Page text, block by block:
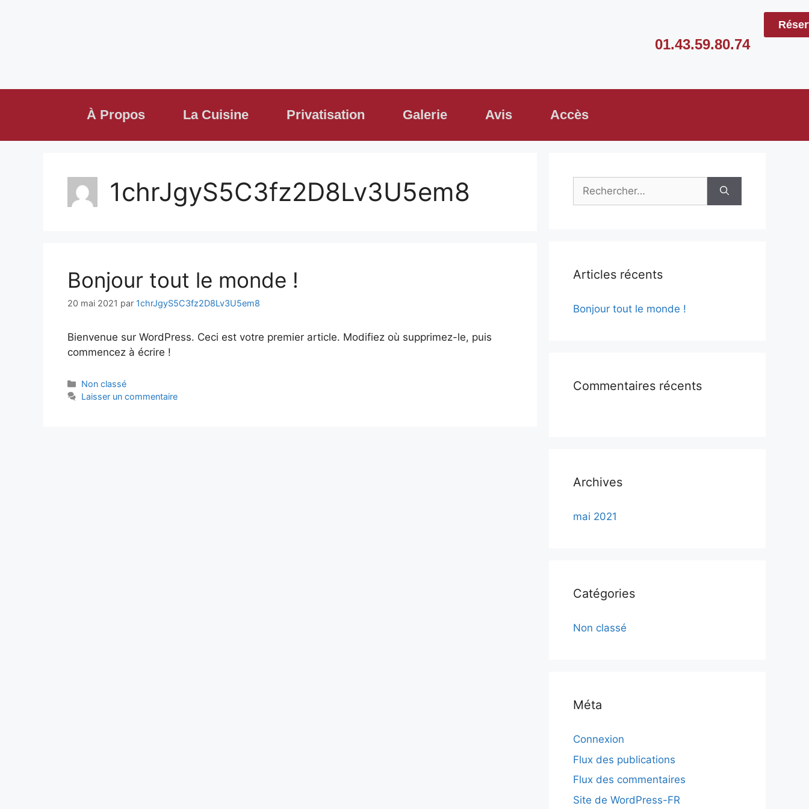
01.43.59.80.74
À Propos La Cuisine Privatisation Galerie Avis Accès
1chrJgyS5C3fz2D8Lv3U5em8
Bonjour tout le monde !
20 mai 2021 par 1chrJgyS5C3fz2D8Lv3U5em8
Bienvenue sur WordPress. Ceci est votre premier article. Modifiez où supprimez-le, puis
commencez à écrire !
Non classé
Laisser un commentaire
Articles récents
Bonjour tout le monde !
Commentaires récents
Archives
mai 2021
Catégories
Non classé
Méta
Connexion
Flux des publications
Flux des commentaires
Site de WordPress-FR